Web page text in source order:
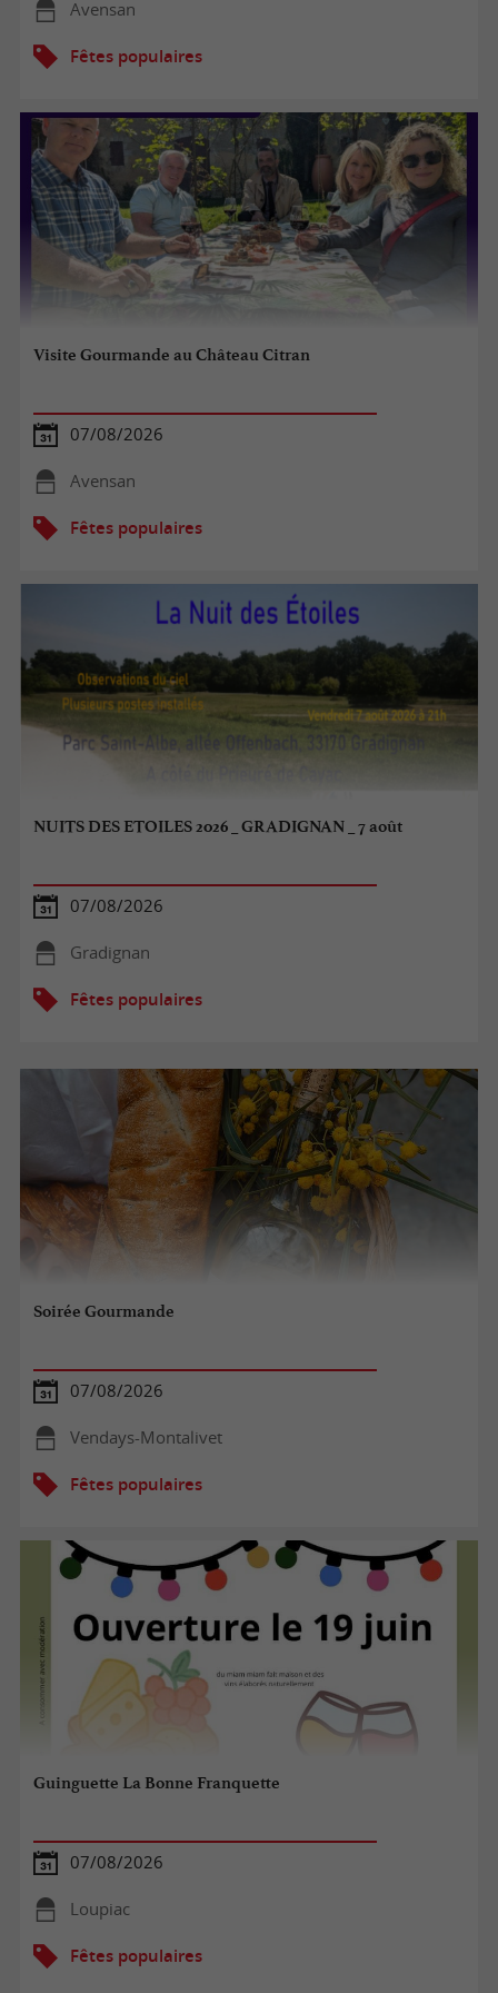
Avensan
Fêtes populaires
Visite Gourmande au Château Citran
07/08/2026
Avensan
Fêtes populaires
NUITS DES ETOILES 2026 _ GRADIGNAN _ 7 août
07/08/2026
Gradignan
Fêtes populaires
Soirée Gourmande
07/08/2026
Vendays-Montalivet
Fêtes populaires
Guinguette La Bonne Franquette
07/08/2026
Loupiac
Fêtes populaires